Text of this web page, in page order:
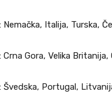
Nemačka, Italija, Turska,
Crna Gora, Velika Britanija,
Švedska, Portugal,